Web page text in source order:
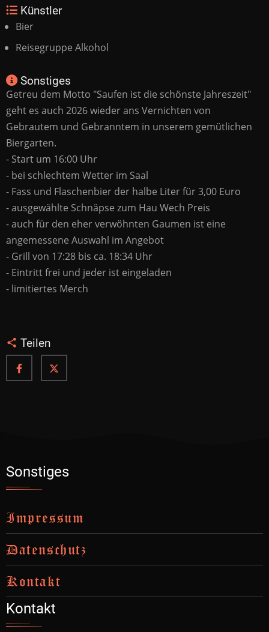
Künstler
Bier
Reisegruppe Alkohol
Sonstiges
Getreu dem Motto "Saufen ist die schönste Jahreszeit"
geht es auch 2026 wieder ans Vernichten von
Gebrautem und Gebranntem in unserem gemütlichen
Biergarten.
- Start um 16:00 Uhr
- bei schlechtem Wetter im Saal
- Fass und Flaschenbier der halbe Liter für 3,00 Euro
- ausgewählte Schnäpse zum Hau Wech Preis
- auch für den eher verwöhnten Gaumen ist eine
angemessene Auswahl im Angebot
- Grill von 17:28 bis ca. 18:34 Uhr
- Eintritt frei und jeder ist eingeladen
- limitiertes Merch
Teilen
Sonstiges
Impressum
Datenschutz
Kontakt
Kontakt